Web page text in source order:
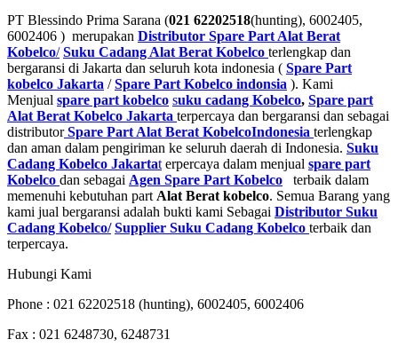
PT Blessindo Prima Sarana (021 62202518(hunting), 6002405,
6002406 ) merupakan Distributor Spare Part Alat Berat
Kobelco/ Suku Cadang Alat Berat Kobelco terlengkap dan
bergaransi di Jakarta dan seluruh kota indonesia ( Spare Part
kobelco Jakarta /Spare Part Kobelco indonsia ). Kami
Menjual spare part kobelco suku cadang Kobelco, Spare part
Alat Berat Kobelco Jakarta terpercaya dan bergaransi dan sebagai
distributor Spare Part Alat Berat KobelcoIndonesia terlengkap
dan aman dalam pengiriman ke seluruh daerah di Indonesia. Suku
Cadang Kobelco Jakartat erpercaya dalam menjual spare part
Kobelco dan sebagai Agen Spare Part Kobelco terbaik dalam
memenuhi kebutuhan part Alat Berat kobelco. Semua Barang yang
kami jual bergaransi adalah bukti kami Sebagai Distributor Suku
Cadang Kobelco/ Supplier Suku Cadang Kobelco terbaik dan
terpercaya.
Hubungi Kami
Phone : 021 62202518 (hunting), 6002405, 6002406
Fax : 021 6248730, 6248731